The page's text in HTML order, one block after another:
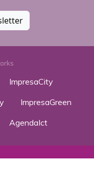
ImpresaCity
ImpresaGreen
AgendaIct